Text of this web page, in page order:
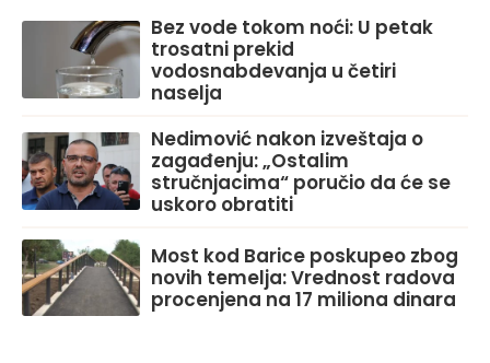
Bez vode tokom noći: U petak
trosatni prekid
vodosnabdevanja u četiri
naselja
Nedimović nakon izveštaja o
zagađenju: „Ostalim
stručnjacima“ poručio da će se
uskoro obratiti
Most kod Barice poskupeo zbog
novih temelja: Vrednost radova
procenjena na 17 miliona dinara